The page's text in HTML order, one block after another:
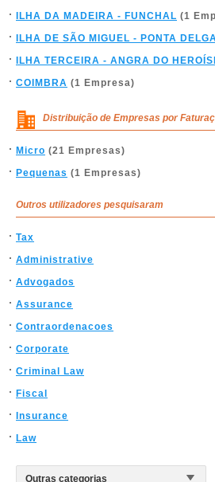
ILHA DA MADEIRA - FUNCHAL (1
ILHA DE SÃO MIGUEL - PONTA
ILHA TERCEIRA - ANGRA DO
COIMBRA (1 Empresa)
Distribuição de Empresas por
Micro (21 Empresas)
Pequenas (1 Empresas)
Outros utilizadores pesquisaram
Tax
Administrative
Advogados
Assurance
Contraordenacoes
Corporate
Criminal Law
Fiscal
Insurance
Law